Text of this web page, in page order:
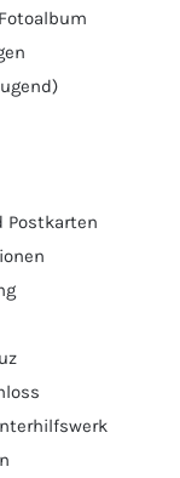
Postkarten